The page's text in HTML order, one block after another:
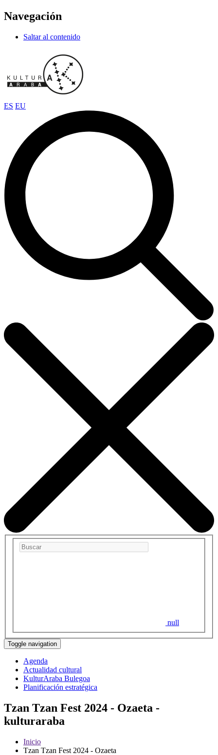
Navegación
Saltar al contenido
ES EU
null
Toggle navigation
Agenda
Actualidad cultural
KulturAraba Bulegoa
Planificación estratégica
Tzan Tzan Fest 2024 - Ozaeta -
kulturaraba
Inicio
Tzan Tzan Fest 2024 - Ozaeta